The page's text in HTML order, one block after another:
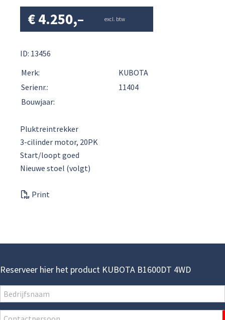
€4.250,– excl. btw
ID: 13456
Merk:
KUBOTA
Serienr.:
11404
Bouwjaar:
Pluktreintrekker
3-cilinder motor, 20PK
Start/loopt goed
Nieuwe stoel (volgt)
Print
Reserveer hier het product KUBOTA B1600DT 4WD